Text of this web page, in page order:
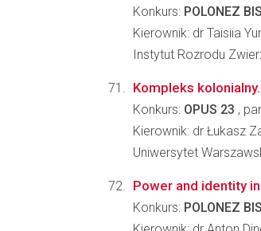
Konkurs: POLONEZ
Kierownik: dr Taisiia
Instytut Rozrodu
Kompleks
Konkurs: OPUS 23 ,
Kierownik: dr Łukasz
Uniwersytet
Power and identity
Konkurs: POLONEZ